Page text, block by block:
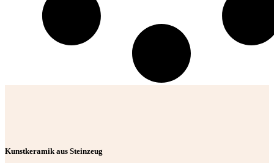
Kunstkeramik aus Steinzeug